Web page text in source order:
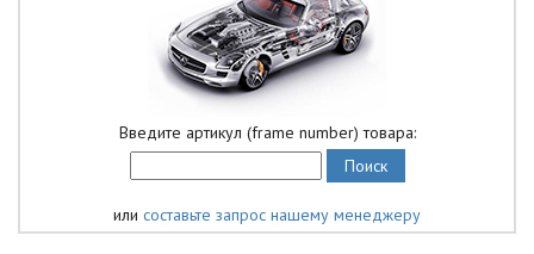
Введите артикул (frame number) товара:
или составьте запрос нашему менеджеру